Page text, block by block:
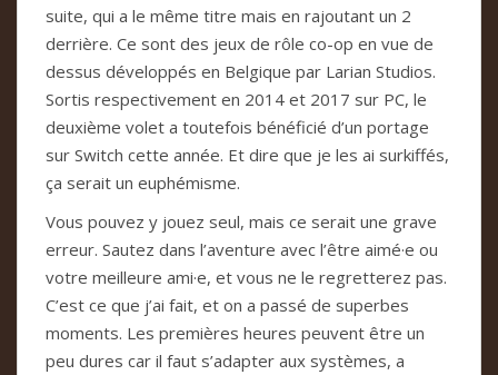
suite, qui a le même titre mais en rajoutant un 2
derrière. Ce sont des jeux de rôle co-op en vue de
dessus développés en Belgique par Larian Studios.
Sortis respectivement en 2014 et 2017 sur PC, le
deuxième volet a toutefois bénéficié d’un portage
sur Switch cette année. Et dire que je les ai surkiffés,
ça serait un euphémisme.
Vous pouvez y jouez seul, mais ce serait une grave
erreur. Sautez dans l’aventure avec l’être aimé·e ou
votre meilleure ami·e, et vous ne le regretterez pas.
C’est ce que j’ai fait, et on a passé de superbes
moments. Les premières heures peuvent être un
peu dures car il faut s’adapter aux systèmes, a